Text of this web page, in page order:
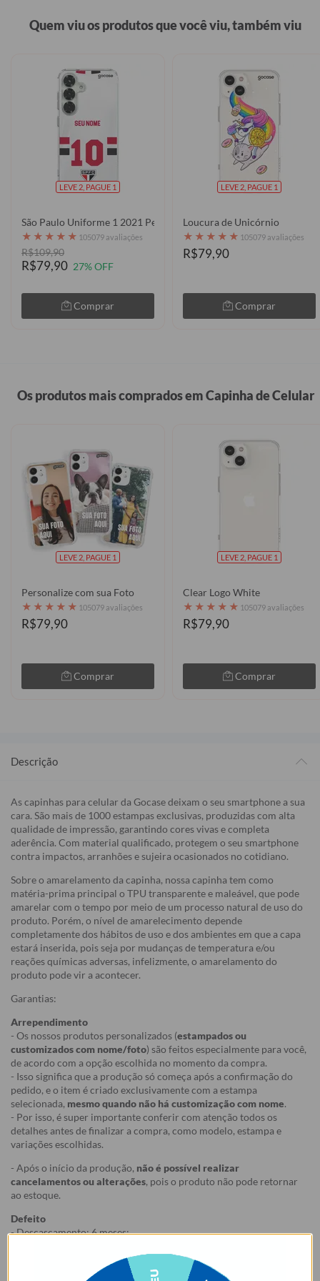
Quem viu os produtos que você viu, também viu
LEVE 2, PAGUE 1
São Paulo Uniforme 1 2021 Personalizado
★ ★ ★ ★ ★ 105079 avaliações
R$109,90
R$79,90 27% OFF
Comprar
LEVE 2, PAGUE 1
Loucura de Unicórnio
★ ★ ★ ★ ★ 105079 avaliações
R$79,90
Comprar
Os produtos mais comprados em Capinha de Celular
LEVE 2, PAGUE 1
Personalize com sua Foto
★ ★ ★ ★ ★ 105079 avaliações
R$79,90
Comprar
LEVE 2, PAGUE 1
Clear Logo White
★ ★ ★ ★ ★ 105079 avaliações
R$79,90
Comprar
Descrição
As capinhas para celular da Gocase deixam o seu smartphone a sua
cara. São mais de 1000 estampas exclusivas, produzidas com alta
qualidade de impressão, garantindo cores vivas e completa
aderência. Com material qualificado, protegem o seu smartphone
contra impactos, arranhões e sujeira ocasionados no cotidiano.
Sobre o amarelamento da capinha, nossa capinha tem como
matéria-prima principal o TPU transparente e maleável, que pode
amarelar com o tempo por meio de um processo natural de uso do
produto. Porém, o nível de amarelecimento depende
completamente dos hábitos de uso e dos ambientes em que a capa
estará inserida, pois seja por mudanças de temperatura e/ou
reações químicas adversas, infelizmente, o amarelamento do
produto pode vir a acontecer.
Garantias:
Arrependimento
- Os nossos produtos personalizados (estampados ou
customizados com nome/foto) são feitos especialmente para você,
de acordo com a opção escolhida no momento da compra.
- Isso significa que a produção só começa após a confirmação do
pedido, e o item é criado exclusivamente com a estampa
selecionada, mesmo quando não há customização com nome.
- Por isso, é super importante conferir com atenção todos os
detalhes antes de finalizar a compra, como modelo, estampa e
variações escolhidas.
- Após o início da produção, não é possível realizar
cancelamentos ou alterações, pois o produto não pode retornar
ao estoque.
Defeito
- Descascamento: 6 meses;
- Demais defeitos de fábrica: 3 meses.